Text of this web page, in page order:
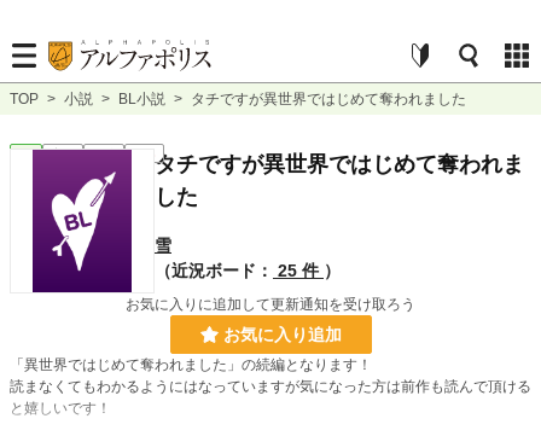
TOP > 小説 > BL小説 > タチですが異世界ではじめて奪われました
BL 完結 長編
タチですが異世界ではじめて奪われま
した
雪
（近況ボード： 25 件 ）
お気に入りに追加して更新通知を受け取ろう
お気に入り追加
「異世界ではじめて奪われました」の続編となります！
読まなくてもわかるようにはなっていますが気になった方は前作も読んで頂ける
と嬉しいです！